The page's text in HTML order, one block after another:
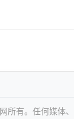
所有。任何媒体